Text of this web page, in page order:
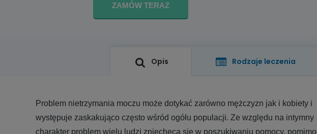
ZAMÓW TERAZ
Opis Rodzaje leczenia
Problem nietrzymania moczu może dotykać zarówno mężczyzn jak i kobiety i
występuje zaskakująco często wśród ogółu populacji. Ze względu na intymny
charakter problem wielu ludzi zniechęca się w poszukiwaniu pomocy, pomimo